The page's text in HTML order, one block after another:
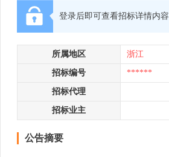
登录后即可查看招标详情内容
所属地区 浙江
招标编号 ******
招标代理
招标业主
公告摘要